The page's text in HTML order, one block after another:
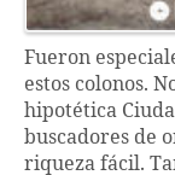
Fueron
estos colonos.
hipotética
buscadores de
riqueza fácil.